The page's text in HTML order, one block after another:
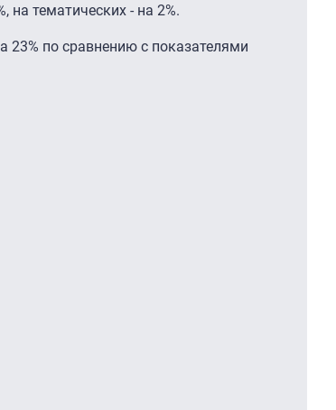
на тематических - на 2%.
23% по сравнению с показателями